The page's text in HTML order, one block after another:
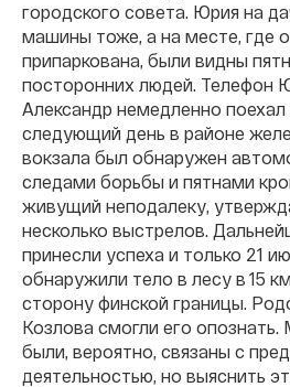
городского совета. Юрия на
машины тоже, а на месте, где
припаркована, были видны
посторонних людей. Телефон
Александр немедленно
следующий день в районе
вокзала был обнаружен
следами борьбы и пятнами
живущий неподалеку,
несколько выстрелов.
принесли успеха и только 21
обнаружили тело в лесу в 15
сторону финской границы.
Козлова смогли его
были, вероятно, связаны с
деятельностью, но выяснить